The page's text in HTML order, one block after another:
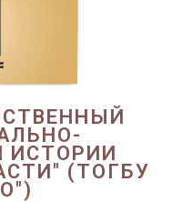
ИСТОРИИ
(ТОГБУ